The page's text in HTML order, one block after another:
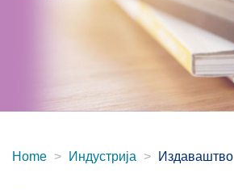
Home Индустрија Издаваштво